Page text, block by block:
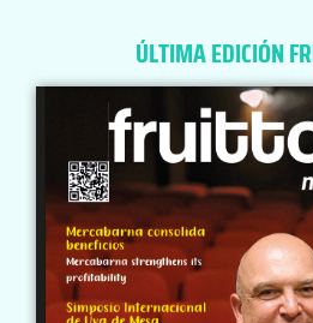
ÚLTIMA EDICIÓN